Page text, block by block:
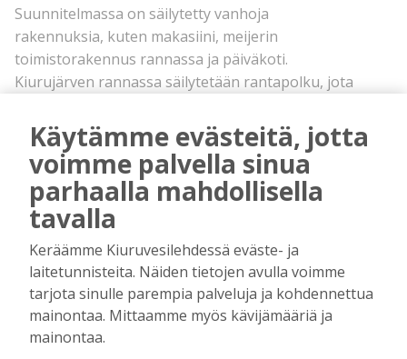
Suunnitelmassa on säilytetty vanhoja
rakennuksia, kuten makasiini, meijerin
toimistorakennus rannassa ja päiväkoti.
Kiurujärven rannassa säilytetään rantapolku, jota
rantasaunankin sinne voisi rakentaa.
Meijerin suunnitelma vaatii
asemakaavamuutoksen ja seurakunnan mukana
olon, sillä seurakunta omistaa maapohjan.
– Ideana on, että kaupunki luo kaavalliset
puitteet, suunnitelman joku jossain vaiheessa
toteuttaa, mutta se voi viedä vuosia.
SAVIRANNAN alueelle on kaavoitettu viisi etelään
päin avautuvaa asuintonttia kylämiljöössä
rannan tuntumassa. Kunkin tontin pinta-ala on
Käytämme evästeitä, jotta
voimme palvella sinua
parhaalla mahdollisella
tavalla
Keräämme Kiuruvesilehdessä eväste- ja
laitetunnisteita. Näiden tietojen avulla voimme
tarjota sinulle parempia palveluja ja kohdennettua
mainontaa. Mittaamme myös kävijämääriä ja
mainontaa.